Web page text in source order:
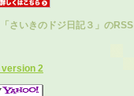
「さいきのドジ日記３」のRSS